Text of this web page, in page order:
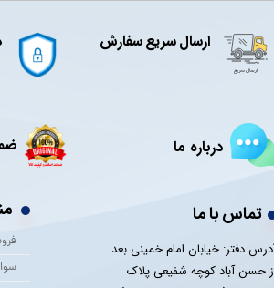
ارسال سریع سفارش
تماس با ما
دفتر: خیابان امام خمینی بعد
حسن آباد کوچه شفیعی پلاک
درباره ما